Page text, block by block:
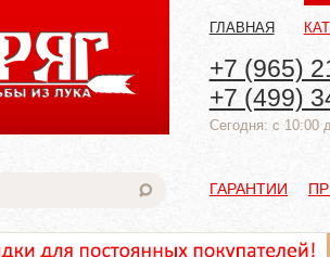
ГЛАВНАЯ
+7 (965)
+7 (499)
Cегодня: с 10:00
ГАРАНТИИ